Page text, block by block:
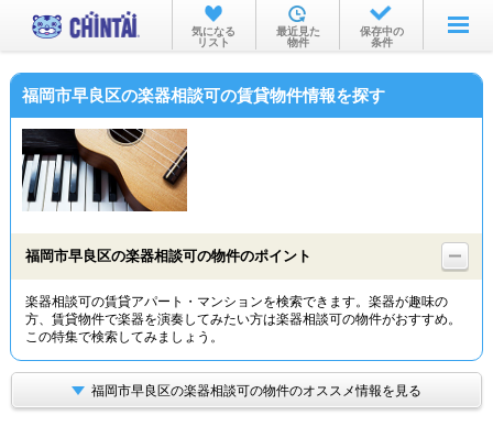
お部屋を探す
沿線・駅から
物件特集から
TOP
気になる
リスト
最近見た
物件
保存中の
条件
福岡市早良区の楽器相談可の賃貸物件情報を探す
福岡市早良区の楽器相談可の物件のポイント
楽器相談可の賃貸アパート・マンションを検索できます。楽器が趣味の
方、賃貸物件で楽器を演奏してみたい方は楽器相談可の物件がおすすめ。
この特集で検索してみましょう。
福岡市早良区の楽器相談可の物件のオススメ情報を見る